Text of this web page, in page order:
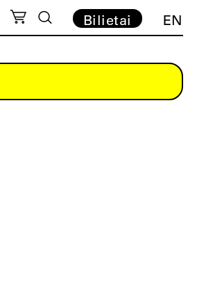
Bilietai EN